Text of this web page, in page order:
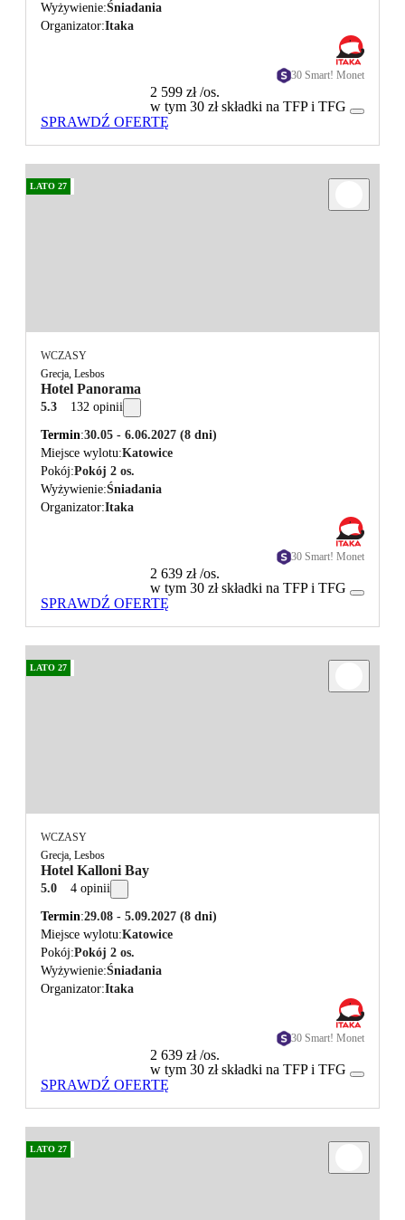
Wyżywienie Śniadania
Organizator Itaka
30 Smart! Monet
2 599 zł/os.
w tym 30 zł składki na TFP i TFG
SPRAWDŹ OFERTĘ
LATO 27
WCZASY
Grecja, Lesbos
Hotel Panorama
5.3 132 opinii
Termin 30.05 - 6.06.2027 (8 dni)
Miejsce wylotu Katowice
Pokój Pokój 2 os.
Wyżywienie Śniadania
Organizator Itaka
30 Smart! Monet
2 639 zł/os.
w tym 30 zł składki na TFP i TFG
SPRAWDŹ OFERTĘ
LATO 27
WCZASY
Grecja, Lesbos
Hotel Kalloni Bay
5.0 4 opinii
Termin 29.08 - 5.09.2027 (8 dni)
Miejsce wylotu Katowice
Pokój Pokój 2 os.
Wyżywienie Śniadania
Organizator Itaka
30 Smart! Monet
2 639 zł/os.
w tym 30 zł składki na TFP i TFG
SPRAWDŹ OFERTĘ
LATO 27